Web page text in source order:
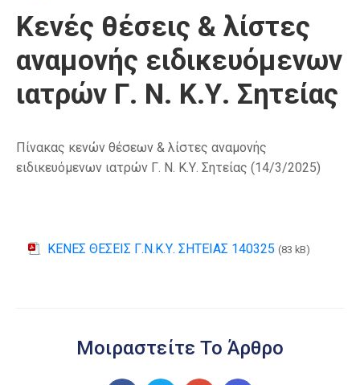
Υπηρεσίες
Κενές θέσεις & λίστες
αναμονής ειδικευόμενων
ιατρών Γ. Ν. Κ.Υ. Σητείας
Πίνακας κενών θέσεων & λίστες αναμονής
ειδικευόμενων ιατρών Γ. Ν. Κ.Υ. Σητείας (14/3/2025)
ΚΕΝΕΣ ΘΕΣΕΙΣ Γ.Ν.Κ.Υ. ΣΗΤΕΙΑΣ 140325 (83 kB)
Μοιραστείτε Το Άρθρο